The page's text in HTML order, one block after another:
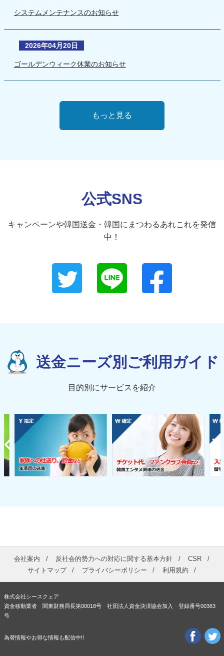
システムメンテナンスのお知らせ
2026年04月20日
ゴールデンウィーク休業のお知らせ
もっと見る
公式SNS
キャンペーンや韓国送金・韓国にまつわるあれこれを発信
中！
送金ニーズ別ご利用ガイド
目的別にサービスを紹介
会社案内 反社会的勢力への対応に関する基本方針
CSR
サイトマップ
プライバシーポリシー 利用規約
株式会社シースクェア
資金移動業者 関東財務局長第00018号 社団法人資金決済協会加入 登録番号00363
号
為替情報やお得な情報も配信中!!